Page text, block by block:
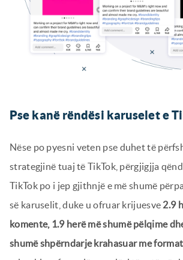
Pse kanë rëndësi karuselet e
Nëse po pyesni veten pse duhet të
strategjinë tuaj të TikTok, përgjigjja
TikTok po i jep gjithnjë e më shumë
së karuselit, duke u ofruar krijuesve 2.9
komente, 1.9 herë më shumë pëlqime
shumë shpërndarje krahasuar me